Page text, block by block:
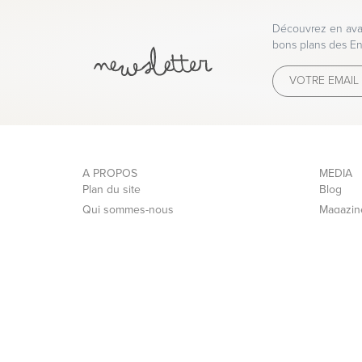
Découvrez en
bons plans des
A PROPOS
Plan du site
Qui sommes-nous
MEDIA
Blog